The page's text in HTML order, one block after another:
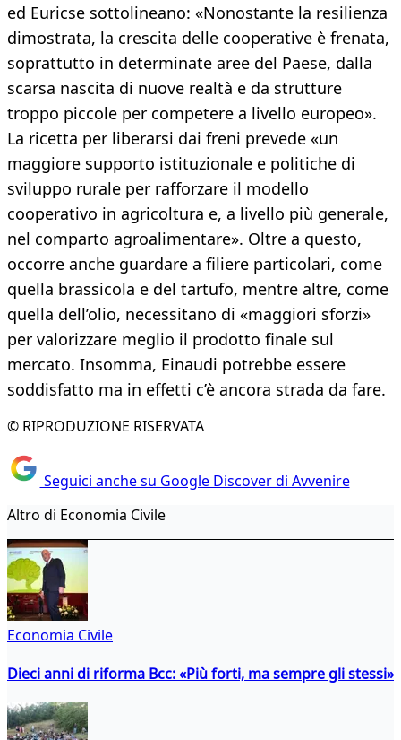
ed Euricse sottolineano: «Nonostante la resilienza
dimostrata, la crescita delle cooperative è frenata,
soprattutto in determinate aree del Paese, dalla
scarsa nascita di nuove realtà e da strutture
troppo piccole per competere a livello europeo».
La ricetta per liberarsi dai freni prevede «un
maggiore supporto istituzionale e politiche di
sviluppo rurale per rafforzare il modello
cooperativo in agricoltura e, a livello più generale,
nel comparto agroalimentare». Oltre a questo,
occorre anche guardare a filiere particolari, come
quella brassicola e del tartufo, mentre altre, come
quella dell’olio, necessitano di «maggiori sforzi»
per valorizzare meglio il prodotto finale sul
mercato. Insomma, Einaudi potrebbe essere
soddisfatto ma in effetti c’è ancora strada da fare.
© RIPRODUZIONE RISERVATA
Seguici anche su Google Discover di Avvenire
Altro di Economia Civile
Economia Civile
Dieci anni di riforma Bcc: «Più forti, ma sempre gli stessi»